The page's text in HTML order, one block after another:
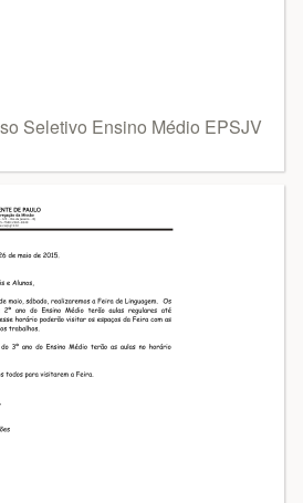
Seletivo Ensino Médio EPSJV